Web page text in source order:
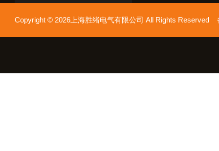
Copyright © 2026上海胜绪电气有限公司 All Rights Reserved